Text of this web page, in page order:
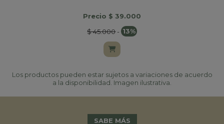
Precio $ 39.000
$ 45.000- 13%
Los productos pueden estar sujetos a variaciones de acuerdo
a la disponibilidad. Imagen ilustrativa.
SABE MÁS